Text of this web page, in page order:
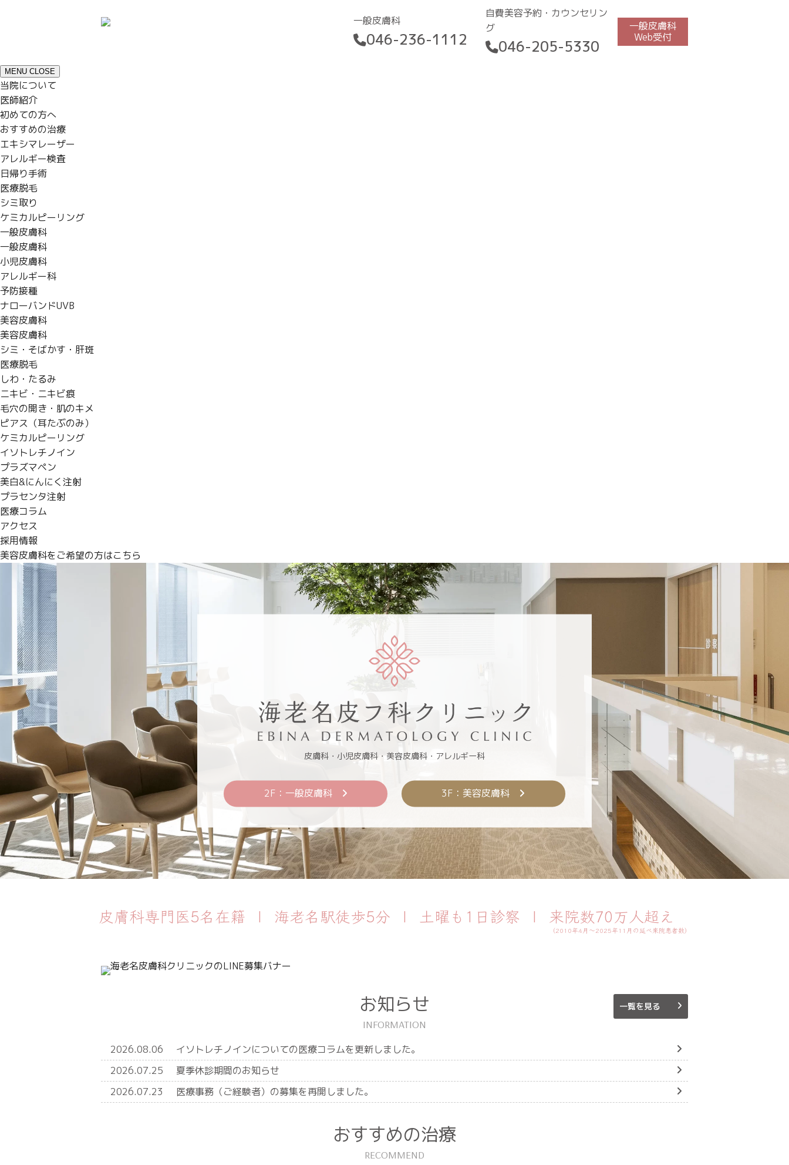
一般皮膚科
046-236-1112
自費美容予約・カウンセリン
グ
046-205-5330
一般皮膚科
Web受付
MENU CLOSE
当院について
医師紹介
初めての方へ
おすすめの治療
エキシマレーザー
アレルギー検査
日帰り手術
医療脱毛
シミ取り
ケミカルピーリング
一般皮膚科
一般皮膚科
小児皮膚科
アレルギー科
予防接種
ナローバンドUVB
美容皮膚科
美容皮膚科
シミ・そばかす・肝斑
医療脱毛
しわ・たるみ
ニキビ・ニキビ痕
毛穴の開き・肌のキメ
ピアス（耳たぶのみ）
ケミカルピーリング
イソトレチノイン
プラズマペン
美白&にんにく注射
プラセンタ注射
医療コラム
アクセス
採用情報
美容皮膚科をご希望の方はこちら
皮膚科・小児皮膚科・美容皮膚科・アレルギー科
2F：一般皮膚科 3F：美容皮膚科
皮膚科専門医5名在籍 海老名駅徒歩5分 土曜も1日診察 来院数70万人超え
（2010年4月～2025年11月の延べ来院患者数）
お知らせ 一覧を見る
2026.08.06
イソトレチノインについての医療コラムを更新しました。
2026.07.25
夏季休診期間のお知らせ
2026.07.23
医療事務（ご経験者）の募集を再開しました。
おすすめの治療